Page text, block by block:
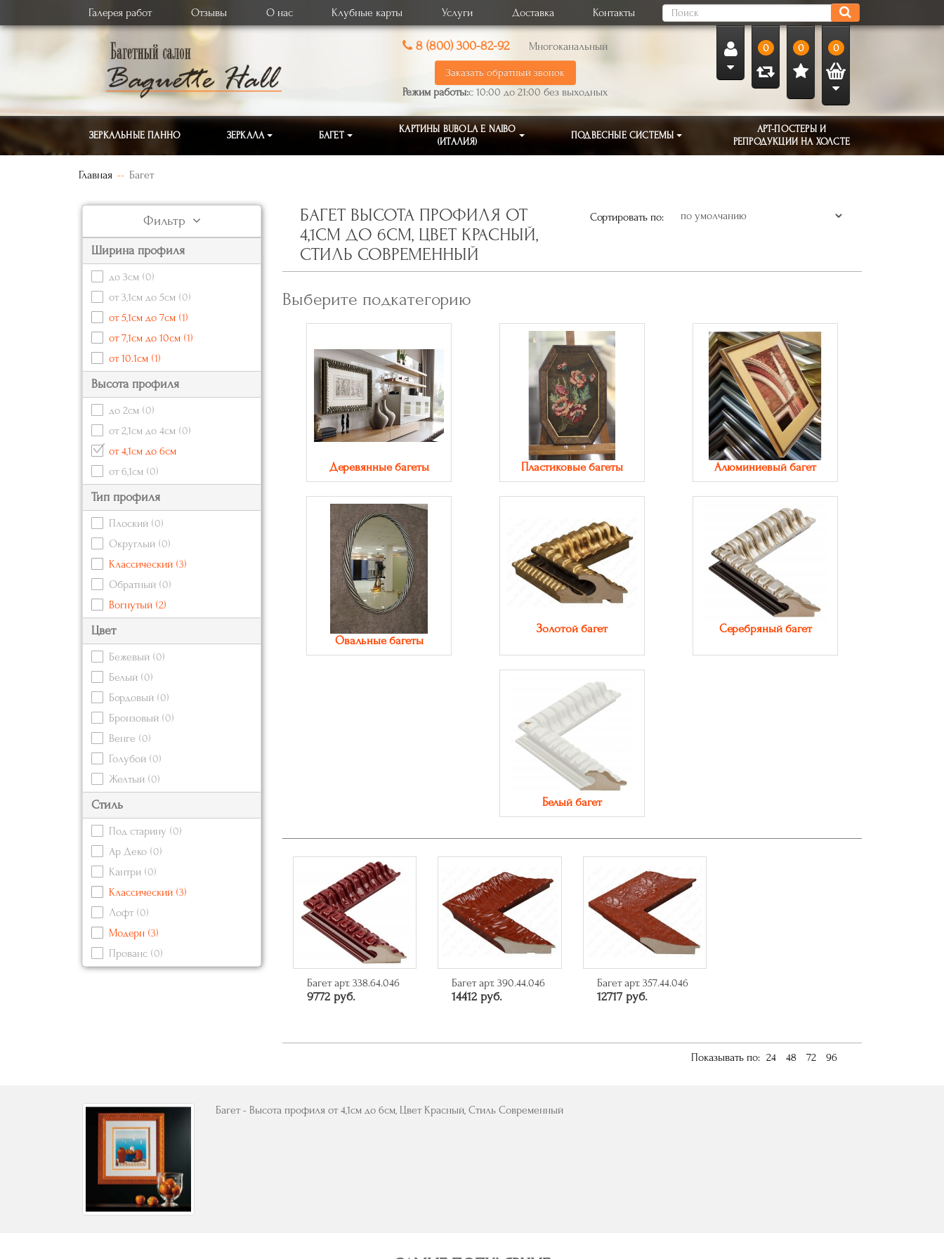
Галерея работ Отзывы О нас Клубные карты Услуги Доставка Контакты
8 (800) 300-82-92 Многоканальный
Заказать обратный звонок
Режим работы:с 10:00 до 21:00 без выходных
0 0 0
ЗЕРКАЛЬНЫЕ ПАННО ЗЕРКАЛА БАГЕТ
КАРТИНЫ BUBOLA E NAIBO
(ИТАЛИЯ)
ПОДВЕСНЫЕ СИСТЕМЫ
АРТ-ПОСТЕРЫ И
РЕПРОДУКЦИИ НА ХОЛСТЕ
Главная Багет
Фильтр
Ширина профиля
до 3см (0)
от 3,1см до 5см (0)
от 5,1см до 7см (1)
от 7,1см до 10см (1)
от 10.1см (1)
Высота профиля
до 2см (0)
от 2,1см до 4см (0)
от 4,1см до 6см
от 6,1см (0)
Тип профиля
Плоский (0)
Округлый (0)
Классический (3)
Обратный (0)
Вогнутый (2)
Цвет
Бежевый (0)
Белый (0)
Бордовый (0)
Бронзовый (0)
Венге (0)
Голубой (0)
Желтый (0)
Золотой (0)
Коричневый
Красный
Кремовый
Розовый
Серебряный
Серый
Стиль
Под старину (0)
Ар Деко (0)
Кантри (0)
Классический (3)
Лофт (0)
Модерн (3)
Прованс (0)
Современный
БАГЕТ ВЫСОТА ПРОФИЛЯ ОТ
4,1СМ ДО 6СМ, ЦВЕТ КРАСНЫЙ,
СТИЛЬ СОВРЕМЕННЫЙ
Сортировать по:
Выберите подкатегорию
Деревянные багеты Пластиковые багеты Алюминиевый багет
Овальные багеты
Золотой багет Серебряный багет
Белый багет
Багет арт. 338.64.046
9772 руб.
Багет арт. 390.44.046
14412 руб.
Багет арт. 357.44.046
12717 руб.
Показывать по: 24 48 72 96
Багет - Высота профиля от 4,1см до 6см, Цвет Красный, Стиль Современный